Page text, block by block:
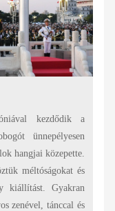
kezdődik a
ünnepélyesen
hangjai közepette.
méltóságokat és
kiállítást. Gyakran
zenével, tánccal és